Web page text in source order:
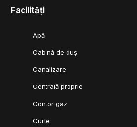
Facilități
Apă
Cabină de duș
Canalizare
Centrală proprie
Contor gaz
Curte